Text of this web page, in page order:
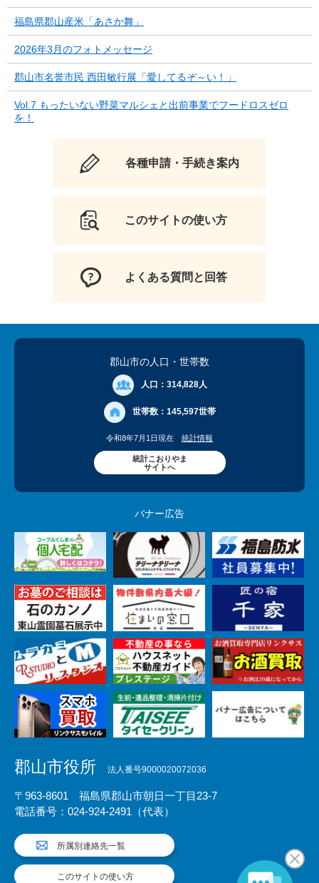
福島県郡山産米「あさか舞」
2026年3月のフォトメッセージ
郡山市名誉市民 西田敏行展「愛してるぞ～い！」
Vol.7 もったいない野菜マルシェと出前事業でフードロスゼロ
を！
各種申請・手続き案内
このサイトの使い方
よくある質問と回答
郡山市の人口 ・世帯数
人口： 314,828人
世帯数： 145,597世帯
令和8年7月1日現在 統計情報
統計こおりやま
サイトへ
バナー広告
郡山市役所 法人番号9000020072036
〒963-8601 福島県郡山市朝日一丁目23-7
電話番号：024-924-2491（代表）
所属別連絡先一覧
このサイトの使い方